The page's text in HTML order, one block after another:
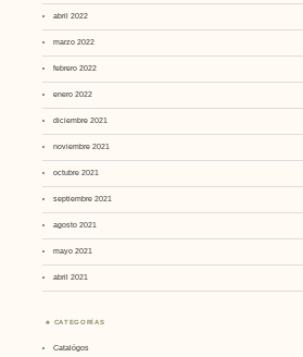
abril 2022
marzo 2022
febrero 2022
enero 2022
diciembre 2021
noviembre 2021
octubre 2021
septiembre 2021
agosto 2021
mayo 2021
abril 2021
CATEGORÍAS
Catalógos